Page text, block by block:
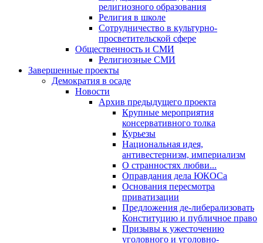
религиозного образования
Религия в школе
Сотрудничество в культурно-
просветительской сфере
Общественность и СМИ
Религиозные СМИ
Завершенные проекты
Демократия в осаде
Новости
Архив предыдущего проекта
Крупные мероприятия
консервативного толка
Курьезы
Национальная идея,
антивестернизм, империализм
О странностях любви...
Оправдания дела ЮКОСа
Основания пересмотра
приватизации
Предложения де-либерализовать
Конституцию и публичное право
Призывы к ужесточению
уголовного и уголовно-